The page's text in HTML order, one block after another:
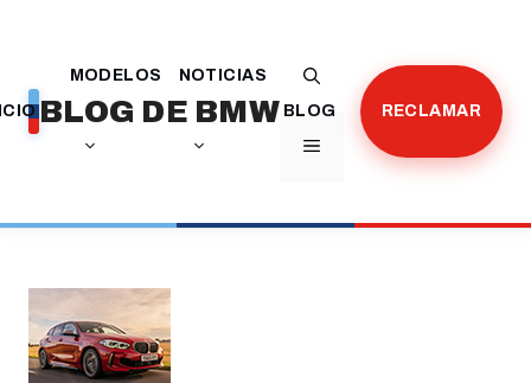
contenido
BLOG DE BMW
MENÚ
MODELOS
NOTICIAS
BLOG
RECLAMAR